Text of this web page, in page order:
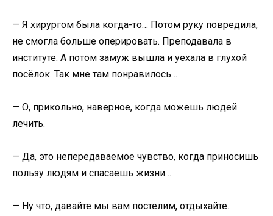
— Я хирургом была когда-то… Потом руку повредила,
не смогла больше оперировать. Преподавала в
институте. А потом замуж вышла и уехала в глухой
посёлок. Так мне там понравилось…
— О, прикольно, наверное, когда можешь людей
лечить.
— Да, это непередаваемое чувство, когда приносишь
пользу людям и спасаешь жизни…
— Ну что, давайте мы вам постелим, отдыхайте.